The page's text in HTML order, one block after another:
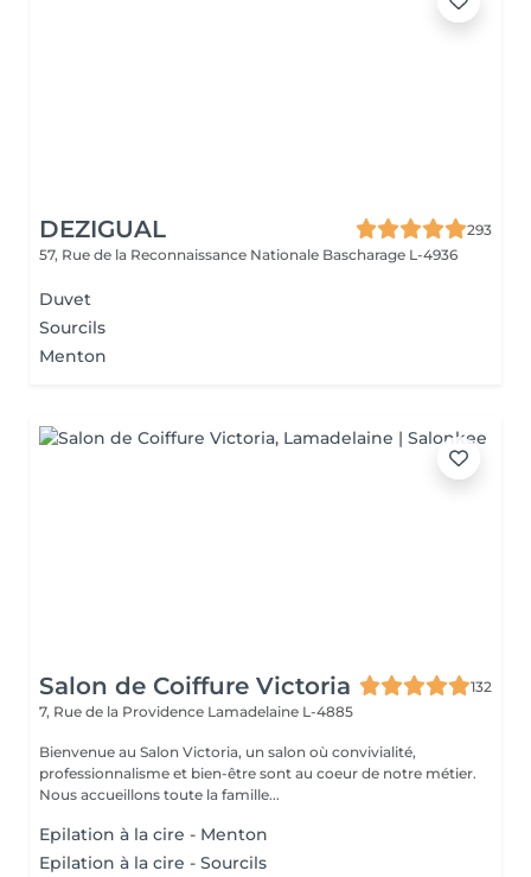
DEZIGUAL
293
57, Rue de la Reconnaissance Nationale Bascharage L-4936
Duvet
Sourcils
Menton
Salon de Coiffure Victoria
132
7, Rue de la Providence Lamadelaine L-4885
Bienvenue au Salon Victoria, un salon où convivialité,
professionnalisme et bien-être sont au coeur de notre métier.
Nous accueillons toute la famille...
Epilation à la cire - Menton
Epilation à la cire - Sourcils